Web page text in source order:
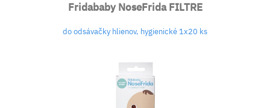
Fridababy NoseFrida FILTRE
do odsávačky hlienov, hygienické 1x20 ks